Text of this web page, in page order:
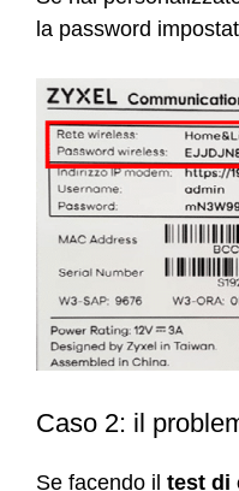
la password
Caso 2: il
Se facendo il test di